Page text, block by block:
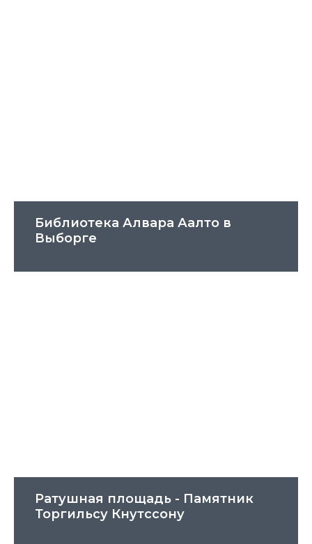
Библиотека Алвара Аалто в
Выборге
Ратушная площадь - Памятник
Торгильсу Кнутссону